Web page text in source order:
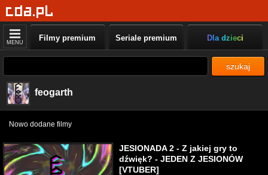
MENU Filmy premium Seriale premium Dla dzieci
szukaj
feogarth
Nowo dodane filmy
JESIONADA 2 - Z jakiej gry to
dźwięk? - JEDEN Z JESIONÓW
[VTUBER]